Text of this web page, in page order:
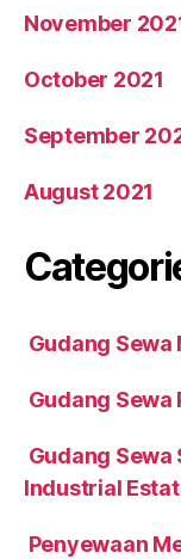
November
October 2021
September
August 2021
Gudang Sewa
Gudang Sewa
Gudang
Industrial
Penyewaan